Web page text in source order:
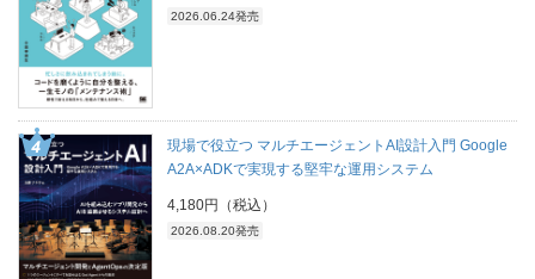
2026.06.24発売
現場で役立つ マルチエージェントAI設計入門 Google
A2A×ADKで実現する堅牢な運用システム
4,180円（税込）
2026.08.20発売